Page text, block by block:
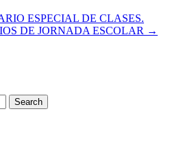
ESPECIAL DE CLASES.
DE JORNADA ESCOLAR →